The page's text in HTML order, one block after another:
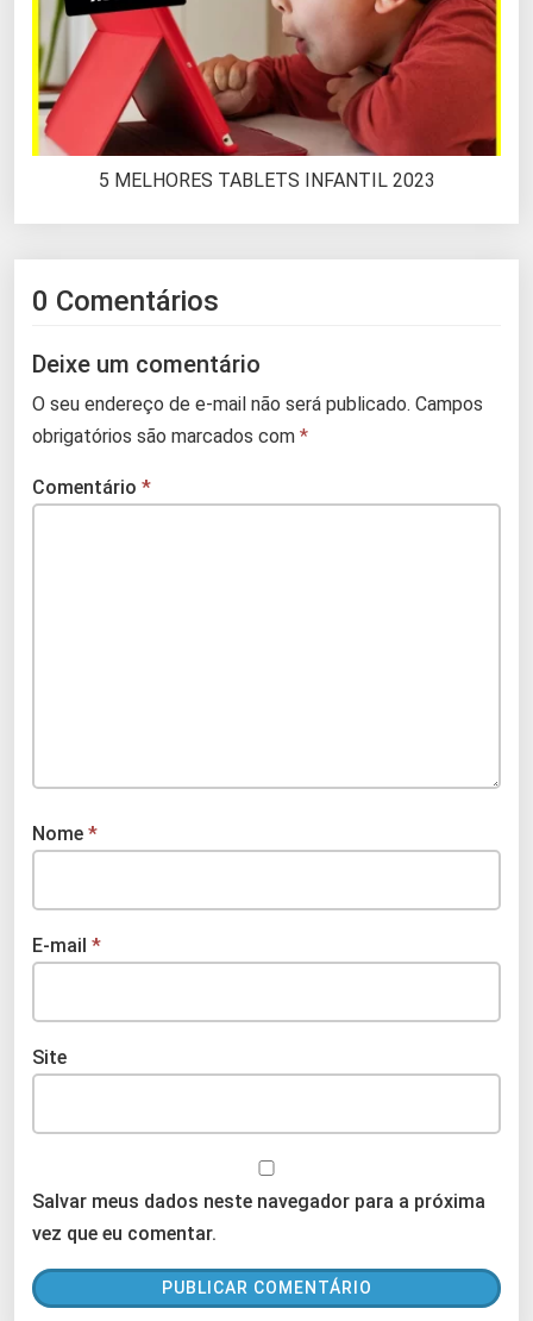
5 MELHORES TABLETS INFANTIL 2023
0 Comentários
Deixe um comentário
O seu endereço de e-mail não será publicado. Campos
obrigatórios são marcados com *
Comentário *
Nome *
E-mail *
Site
Salvar meus dados neste navegador para a próxima
vez que eu comentar.